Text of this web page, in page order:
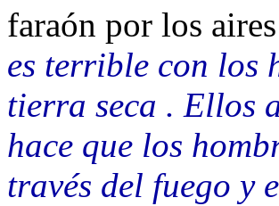
faraón por los
es terrible con los
tierra seca . Ellos
hace que los
través del fuego y